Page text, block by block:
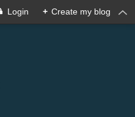
Login + Create my blog